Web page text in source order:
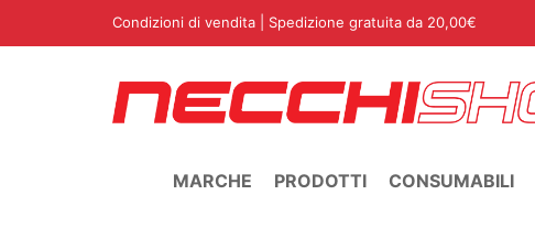
Condizioni di vendita | Spedizione gratuita da 20,00€
MARCHE PRODOTTI CONSUMABILI